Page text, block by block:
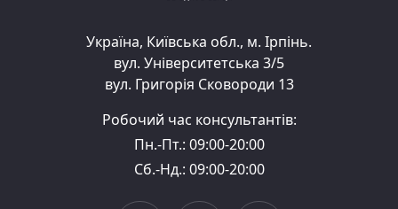
Україна, Київська обл., м. Ірпінь.
вул. Університетська 3/5
вул. Григорія Сковороди 13
Робочий час консультантів:
Пн.-Пт.: 09:00-20:00
Сб.-Нд.: 09:00-20:00